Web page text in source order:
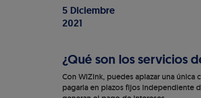
5 Diciembre
2021
¿Qué son los servicios
Con WiZink, puedes aplazar una
pagarla en plazos fijos independiente